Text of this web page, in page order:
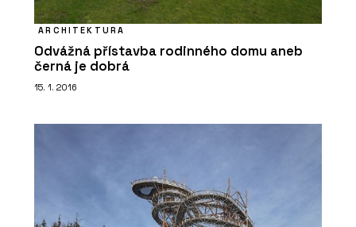
ARCHITEKTURA
Odvážná přístavba rodinného domu aneb
černá je dobrá
15. 1. 2016